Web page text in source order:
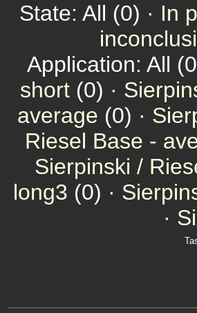
State: All (0) · In
Application: All
short (0) ·
average (0) ·
Riesel Base -
Sierpinski /
long3 (0) ·
·